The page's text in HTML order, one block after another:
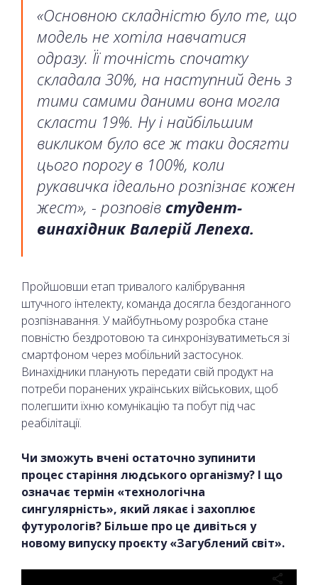
«Основною складністю було те, що
модель не хотіла навчатися
одразу. Її точність спочатку
складала 30%, на наступний день з
тими самими даними вона могла
скласти 19%. Ну і найбільшим
викликом було все ж таки досягти
цього порогу в 100%, коли
рукавичка ідеально розпізнає кожен
жест», - розповів студент-
винахідник Валерій Лепеха.
Пройшовши етап тривалого калібрування
штучного інтелекту, команда досягла бездоганного
розпізнавання. У майбутньому розробка стане
повністю бездротовою та синхронізуватиметься зі
смартфоном через мобільний застосунок.
Винахідники планують передати свій продукт на
потреби поранених українських військових, щоб
полегшити їхню комунікацію та побут під час
реабілітації.
Чи зможуть вчені остаточно зупинити
процес старіння людського організму? І що
означає термін «технологічна
сингулярність», який лякає і захоплює
футурологів? Більше про це дивіться у
новому випуску проєкту «Загублений світ».